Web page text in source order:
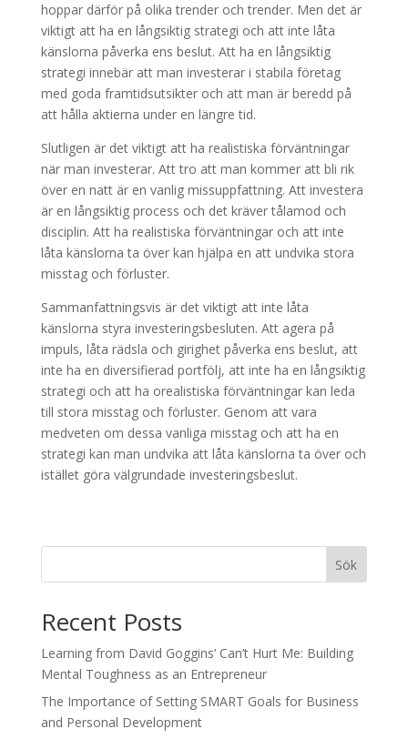
hoppar därför på olika trender och trender. Men det är
viktigt att ha en långsiktig strategi och att inte låta
känslorna påverka ens beslut. Att ha en långsiktig
strategi innebär att man investerar i stabila företag
med goda framtidsutsikter och att man är beredd på
att hålla aktierna under en längre tid.
Slutligen är det viktigt att ha realistiska förväntningar
när man investerar. Att tro att man kommer att bli rik
över en natt är en vanlig missuppfattning. Att investera
är en långsiktig process och det kräver tålamod och
disciplin. Att ha realistiska förväntningar och att inte
låta känslorna ta över kan hjälpa en att undvika stora
misstag och förluster.
Sammanfattningsvis är det viktigt att inte låta
känslorna styra investeringsbesluten. Att agera på
impuls, låta rädsla och girighet påverka ens beslut, att
inte ha en diversifierad portfölj, att inte ha en långsiktig
strategi och att ha orealistiska förväntningar kan leda
till stora misstag och förluster. Genom att vara
medveten om dessa vanliga misstag och att ha en
strategi kan man undvika att låta känslorna ta över och
istället göra välgrundade investeringsbeslut.
Sök
Recent Posts
Learning from David Goggins’ Can’t Hurt Me: Building
Mental Toughness as an Entrepreneur
The Importance of Setting SMART Goals for Business
and Personal Development